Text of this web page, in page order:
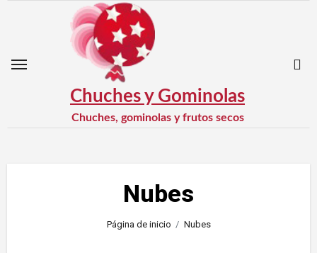
Chuches y Gominolas
Chuches, gominolas y frutos secos
Nubes
Página de inicio Nubes